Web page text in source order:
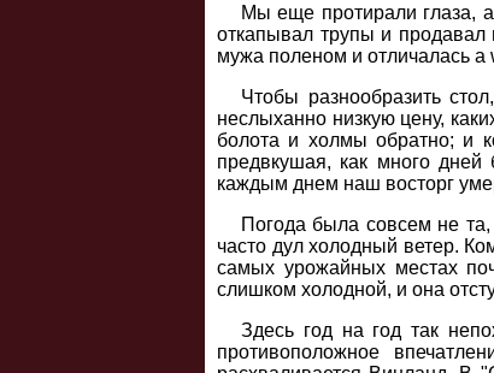
Мы еще протирали глаза,
откапывал трупы и продавал
мужа поленом и отличалась
Чтобы разнообразить
неслыханно низкую цену,
болота и холмы обратно; и
предвкушая, как много
каждым днем наш восторг
Погода была совсем не
часто дул холодный ветер.
самых урожайных местах
слишком холодной, и она
Здесь год на год так
противоположное